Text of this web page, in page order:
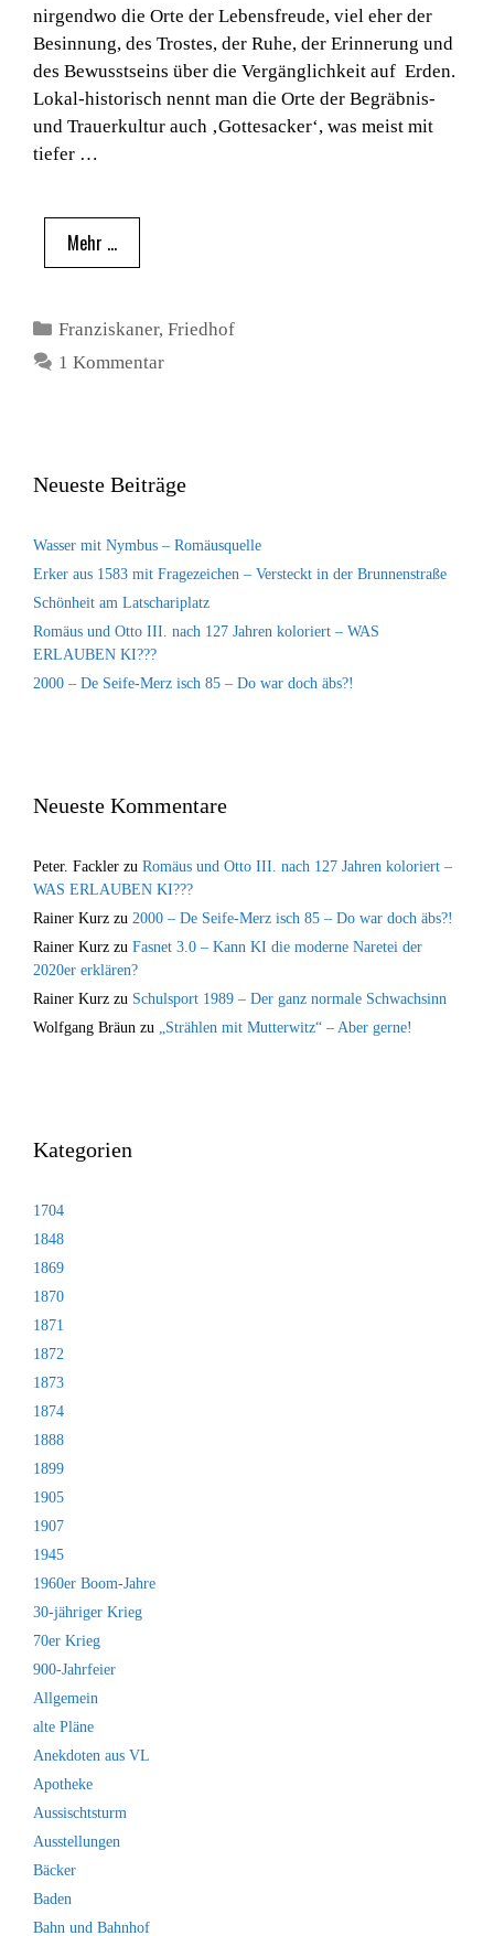
nirgendwo die Orte der Lebensfreude, viel eher der
Besinnung, des Trostes, der Ruhe, der Erinnerung und
des Bewusstseins über die Vergänglichkeit auf Erden.
Lokal-historisch nennt man die Orte der Begräbnis-
und Trauerkultur auch ‚Gottesacker‘, was meist mit
tiefer …
Mehr …
Kategorien
Franziskaner,Friedhof
1 Kommentar
Neueste Beiträge
Wasser mit Nymbus – Romäusquelle
Erker aus 1583 mit Fragezeichen – Versteckt in der Brunnenstraße
Schönheit am Latschariplatz
Romäus und Otto III. nach 127 Jahren koloriert – WAS
ERLAUBEN KI???
2000 – De Seife-Merz isch 85 – Do war doch äbs?!
Neueste Kommentare
Peter. Fackler zu Romäus und Otto III. nach 127 Jahren koloriert –
WAS ERLAUBEN KI???
Rainer Kurz zu 2000 – De Seife-Merz isch 85 – Do war doch äbs?!
Rainer Kurz zu Fasnet 3.0 – Kann KI die moderne Naretei der
2020er erklären?
Rainer Kurz zu Schulsport 1989 – Der ganz normale Schwachsinn
Wolfgang Bräun zu „Strählen mit Mutterwitz“ – Aber gerne!
Kategorien
1704
1848
1869
1870
1871
1872
1873
1874
1888
1899
1905
1907
1945
1960er Boom-Jahre
30-jähriger Krieg
70er Krieg
900-Jahrfeier
Allgemein
alte Pläne
Anekdoten aus VL
Apotheke
Aussischtsturm
Ausstellungen
Bäcker
Baden
Bahn und Bahnhof